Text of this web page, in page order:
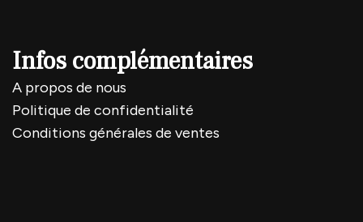
Infos complémentaires
A propos de nous
Politique de confidentialité
Conditions générales de ventes